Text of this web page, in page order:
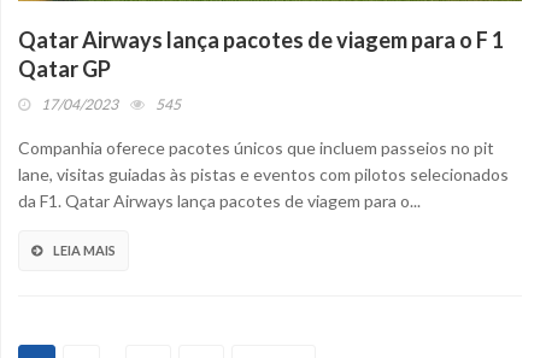
Qatar Airways lança pacotes de viagem para o F 1
Qatar GP
17/04/2023 545
Companhia oferece pacotes únicos que incluem passeios no pit
lane, visitas guiadas às pistas e eventos com pilotos selecionados
da F1. Qatar Airways lança pacotes de viagem para o...
LEIA MAIS